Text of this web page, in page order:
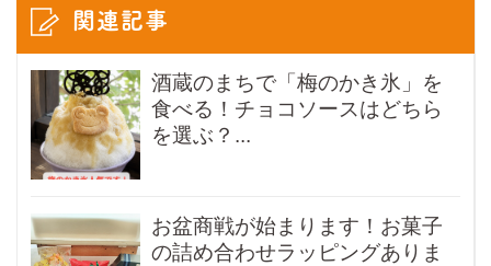
関連記事
酒蔵のまちで「梅のかき氷」を
食べる！チョコソースはどちら
を選ぶ？...
お盆商戦が始まります！お菓子
の詰め合わせラッピングありま